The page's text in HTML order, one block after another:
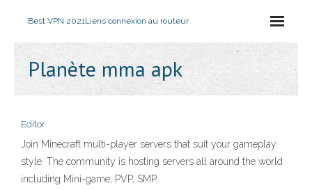
Best VPN 2021Liens connexion au routeur
Planète mma apk
Editor
Join Minecraft multi-player servers that suit your gameplay
style. The community is hosting servers all around the world
including Mini-game, PVP, SMP,